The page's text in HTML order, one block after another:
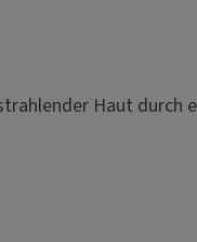
Haut durch